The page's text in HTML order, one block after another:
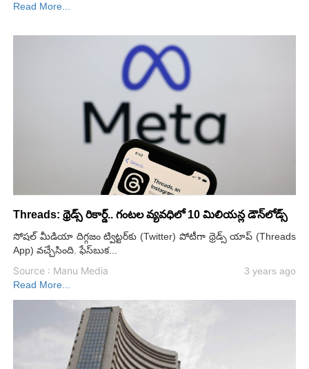
Read More...
Threads: థ్రెడ్స్ రికార్డ్.. గంటల వ్యవధిలో 10 మిలియన్ల డౌన్‌లోడ్స్
సోషల్ మీడియా దిగ్గజం ట్విట్టర్‌కు (Twitter) పోటీగా థ్రెడ్స్ యాప్ (Threads
App) వచ్చేసింది. ఫేస్‌బుక...
Source : Manu Media
3 years ago
Read More...